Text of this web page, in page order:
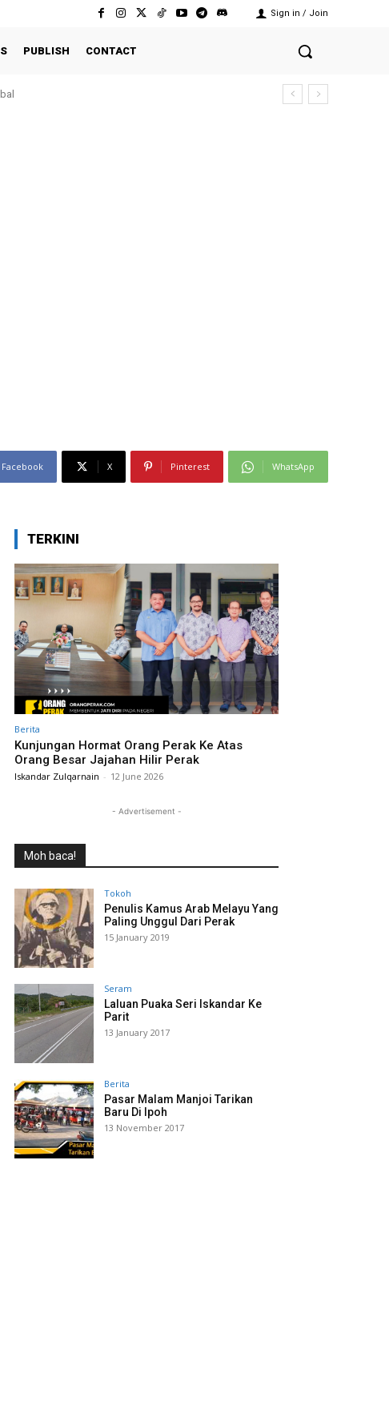
Sign in / Join
PUBLISH CONTACT
Facebook X Pinterest WhatsApp
TERKINI
Berita
Kunjungan Hormat Orang Perak Ke Atas
Orang Besar Jajahan Hilir Perak
Iskandar Zulqarnain - 12 June 2026
- Advertisement -
Moh baca!
Tokoh
Penulis Kamus Arab Melayu Yang
Paling Unggul Dari Perak
15 January 2019
Seram
Laluan Puaka Seri Iskandar Ke
Parit
13 January 2017
Berita
Pasar Malam Manjoi Tarikan
Baru Di Ipoh
13 November 2017